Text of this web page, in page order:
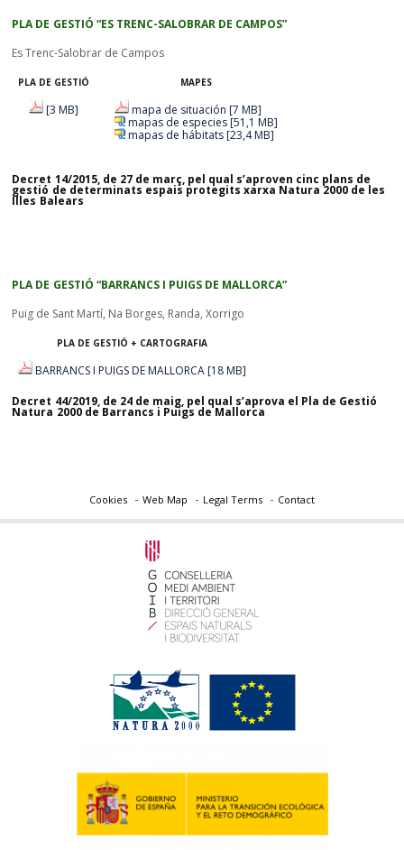
PLA DE GESTIÓ “ES TRENC-SALOBRAR DE CAMPOS”
Es Trenc-Salobrar de Campos
PLA DE GESTIÓ MAPES
[3 MB]
mapa de situación [7 MB]
mapas de especies [51,1 MB]
mapas de hábitats [23,4 MB]
Decret 14/2015, de 27 de març, pel qual s’aproven cinc plans de
gestió de determinats espais protegits xarxa Natura 2000 de les
Illes Balears
PLA DE GESTIÓ “BARRANCS I PUIGS DE MALLORCA”
Puig de Sant Martí, Na Borges, Randa, Xorrigo
PLA DE GESTIÓ + CARTOGRAFIA
BARRANCS I PUIGS DE MALLORCA [18 MB]
Decret 44/2019, de 24 de maig, pel qual s’aprova el Pla de Gestió
Natura 2000 de Barrancs i Puigs de Mallorca
Cookies Web Map Legal Terms Contact